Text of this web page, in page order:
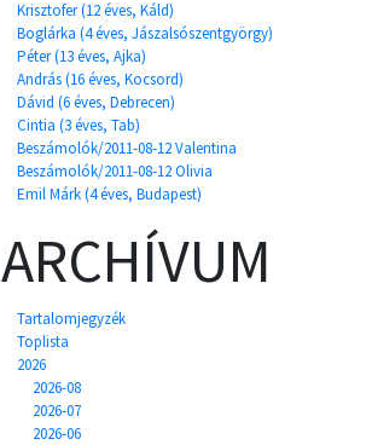
Krisztofer (12 éves, Káld)
Boglárka (4 éves, Jászalsószentgyörgy)
Péter (13 éves, Ajka)
András (16 éves, Kocsord)
Dávid (6 éves, Debrecen)
Cintia (3 éves, Tab)
Beszámolók/2011-08-12 Valentina
Beszámolók/2011-08-12 Olivia
Emil Márk (4 éves, Budapest)
ARCHÍVUM
Tartalomjegyzék
Toplista
2026
2026-08
2026-07
2026-06